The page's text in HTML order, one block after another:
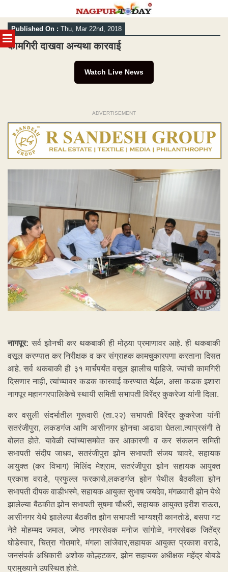
MENU
Skip
to
content
Published On : Thu, Mar 22nd, 2018
कामगिरी दाखवा अन्यथा कारवाई
Watch Live News
ADVERTISEMENT
नागपूर: सर्व झोनची कर थकबाकी ही मोठ्या प्रमाणावर आहे. ही थकबाकी
वसूल करण्यात कर निरीक्षक व कर संग्राहक कामचुकारपणा करताना दिसत
आहे. सर्व थकबाकी ही ३१ मार्चपर्यंत वसूल झालीच पाहिजे. ज्यांची कामगिरी
दिसणार नाही, त्यांच्यावर कडक कारवाई करण्यात येईल, असा कडक इशारा
नागपूर महानगरपालिकेचे स्थायी समिती सभापती विरेंद्र कुकरेजा यांनी दिला.
कर वसुली संदर्भातील गुरूवारी (ता.२२) सभापती विरेंद्र कुकरेजा यांनी
सतरंजीपुरा, लकडगंज आणि आसीनगर झोनचा आढावा घेतला.त्याप्रसंगी ते
बोलत होते. यावेळी त्यांच्यासमवेत कर आकारणी व कर संकलन समिती
सभापती संदीप जाधव, सतरंजीपुरा झोन सभापती संजय चावरे, सहायक
आयुक्त (कर विभाग) मिलिंद मेश्राम, सतरंजीपुरा झोन सहायक आयुक्त
प्रकाश वराडे, प्रफुल्ल फरकासे,लकडगंज झोन येथील बैठकीला झोन
सभापती दीपक वाडीभस्मे, सहायक आयुक्त सुभाष जयदेव, मंगळवारी झोन येथे
झालेल्या बैठकीत झोन सभापती सुषमा चौधरी, सहायक आयुक्त हरीश राऊत,
आसीनगर येथे झालेल्या बैठकीत झोन सभापती भाग्यश्री कानतोडे, बसपा गट
नेते मोहम्मद जमाल, ज्येष्ठ नगरसेवक मनोज सांगोळे, नगरसेवक जितेंद्र
घोडेस्वार, चित्रा गोतमारे, मंगला लांजेवार,सहायक आयुक्त प्रकाश वराडे,
जनसंपर्क अधिकारी अशोक कोल्हटकर, झोन सहायक अधीक्षक महेंद्र बोबडे
प्रामुख्याने उपस्थित होते.